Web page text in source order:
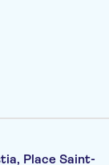
Place Saint-